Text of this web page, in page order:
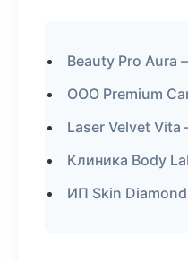
Beauty Pro Aura
ООО Premium
Laser Velvet
Клиника Body
ИП Skin